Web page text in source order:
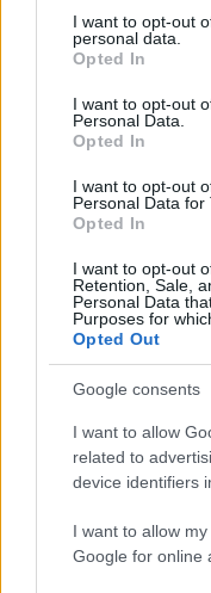
I want to opt-out
personal data.
Opted In
I want to opt-out
Personal Data.
Opted In
I want to opt-out
Personal Data for
Opted In
I want to opt-out
Retention, Sale,
Personal Data
Purposes for
Opted Out
Google consents
I want to allow
related to
device identifiers
I want to allow
Google for online
sviluppo di talenti
seguita dalla
successione che
ancora vista come
della successione
l’identificazione
Il principale
talenti, ma la
e trattenere in
che in molti casi –
sono soffocati
impossibilità di